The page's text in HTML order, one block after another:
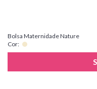
Bolsa Maternidade Nature
Cor: